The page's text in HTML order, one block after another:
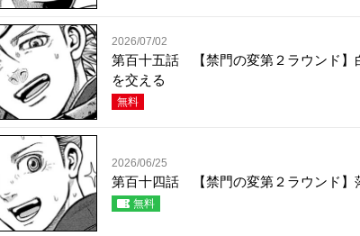
2026/07/02
第百十五話 【禁門の変第２ラウンド】
を交える
無料
2026/06/25
第百十四話 【禁門の変第２ラウンド】
無料